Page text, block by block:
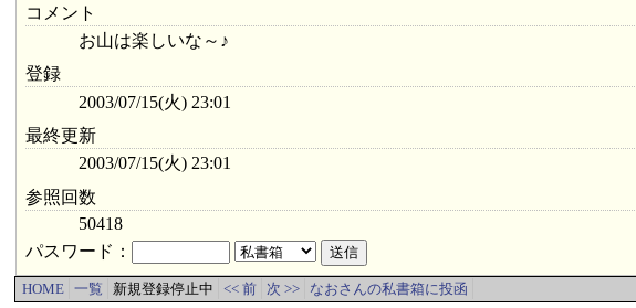
コメント
お山は楽しいな～♪
登録
2003/07/15(火) 23:01
最終更新
2003/07/15(火) 23:01
参照回数
50418
パスワード：
HOME 一覧 新規登録停止中 << 前 次 >> なおさんの私書箱に投函